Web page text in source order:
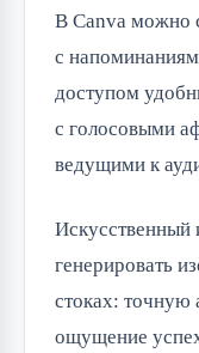
В Canva можно
с
доступом
с голосовыми
ведущими к
Искусственный
генерировать
стоках: точную
ощущение